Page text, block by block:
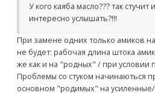
У кого каяба масло??? так стучит
интересно услышать?!!!
При замене одних только амиков на
не будет: рабочая длина штока
же как и на "родных" / при условии
Проблемы со стуком начинаються
основном "родимых" на